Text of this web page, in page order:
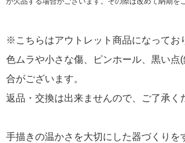
※こちらはアウトレット商品になってお
色ムラや小さな傷、ピンホール、黒い点
合がございます。
返品・交換は出来ませんので、ご了承く
手描きの温かさを大切にした器づくりを